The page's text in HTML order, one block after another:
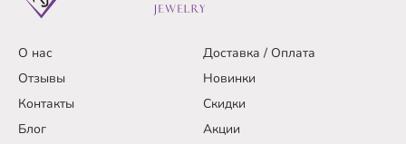
О нас
Доставка / Оплата
Отзывы
Новинки
Контакты
Скидки
Блог
Акции